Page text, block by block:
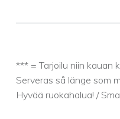
*** = Tarjoilu niin kauan
Serveras så länge som
Hyvää ruokahalua! /